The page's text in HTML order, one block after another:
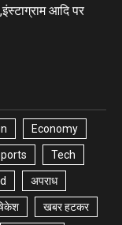
आदि पर
Economy
Tech
अपराध
खबर हटकर